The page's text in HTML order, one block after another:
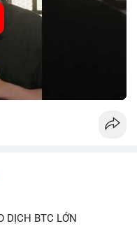
quyền riêng tư và an
DỊCH BTC LỚN